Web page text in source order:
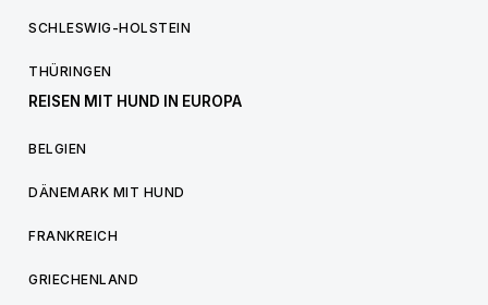
SCHLESWIG-HOLSTEIN
THÜRINGEN
REISEN MIT HUND IN EUROPA
BELGIEN
DÄNEMARK MIT HUND
FRANKREICH
GRIECHENLAND